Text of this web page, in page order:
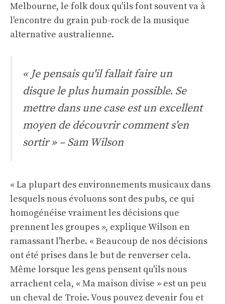
Melbourne, le folk doux qu'ils font souvent va à
l'encontre du grain pub-rock de la musique
alternative australienne.
« Je pensais qu'il fallait faire un
disque le plus humain possible. Se
mettre dans une case est un excellent
moyen de découvrir comment s'en
sortir » – Sam Wilson
« La plupart des environnements musicaux dans
lesquels nous évoluons sont des pubs, ce qui
homogénéise vraiment les décisions que
prennent les groupes », explique Wilson en
ramassant l'herbe. « Beaucoup de nos décisions
ont été prises dans le but de renverser cela.
Même lorsque les gens pensent qu'ils nous
arrachent cela, « Ma maison divise » est un peu
un cheval de Troie. Vous pouvez devenir fou et